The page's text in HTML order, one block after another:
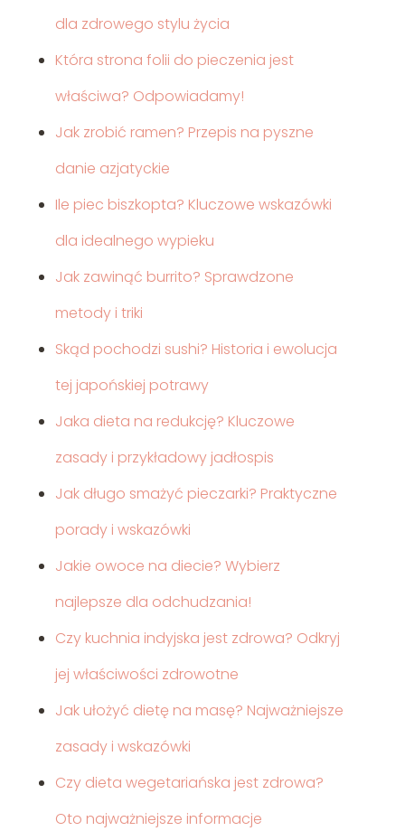
dla zdrowego stylu życia
Która strona folii do pieczenia jest
właściwa? Odpowiadamy!
Jak zrobić ramen? Przepis na pyszne
danie azjatyckie
Ile piec biszkopta? Kluczowe wskazówki
dla idealnego wypieku
Jak zawinąć burrito? Sprawdzone
metody i triki
Skąd pochodzi sushi? Historia i ewolucja
tej japońskiej potrawy
Jaka dieta na redukcję? Kluczowe
zasady i przykładowy jadłospis
Jak długo smażyć pieczarki? Praktyczne
porady i wskazówki
Jakie owoce na diecie? Wybierz
najlepsze dla odchudzania!
Czy kuchnia indyjska jest zdrowa? Odkryj
jej właściwości zdrowotne
Jak ułożyć dietę na masę? Najważniejsze
zasady i wskazówki
Czy dieta wegetariańska jest zdrowa?
Oto najważniejsze informacje